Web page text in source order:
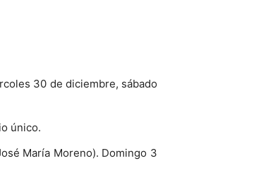
30 de diciembre, sábado
único.
María Moreno). Domingo 3